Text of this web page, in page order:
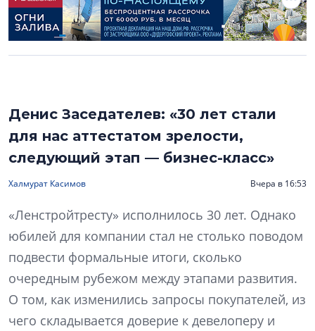
Денис Заседателев: «30 лет стали
для нас аттестатом зрелости,
следующий этап — бизнес-класс»
Халмурат Касимов Вчера в 16:53
«Ленстройтресту» исполнилось 30 лет. Однако
юбилей для компании стал не столько поводом
подвести формальные итоги, сколько
очередным рубежом между этапами развития.
О том, как изменились запросы покупателей, из
чего складывается доверие к девелоперу и